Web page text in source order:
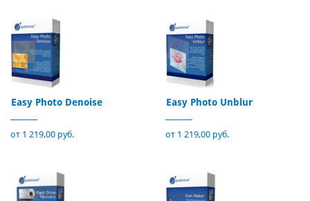
Easy Photo Denoise
от 1 219,00 руб.
Easy Photo Unblur
от 1 219,00 руб.